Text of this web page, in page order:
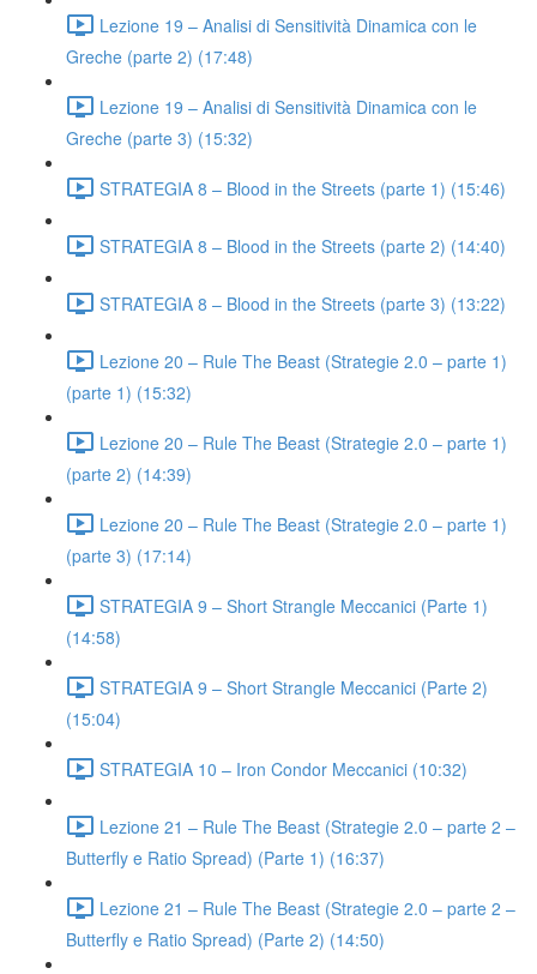
Lezione 19 – Analisi di Sensitività Dinamica con le
Greche (parte 2) (17:48)
Lezione 19 – Analisi di Sensitività Dinamica con le
Greche (parte 3) (15:32)
STRATEGIA 8 – Blood in the Streets (parte 1) (15:46)
STRATEGIA 8 – Blood in the Streets (parte 2) (14:40)
STRATEGIA 8 – Blood in the Streets (parte 3) (13:22)
Lezione 20 – Rule The Beast (Strategie 2.0 – parte 1)
(parte 1) (15:32)
Lezione 20 – Rule The Beast (Strategie 2.0 – parte 1)
(parte 2) (14:39)
Lezione 20 – Rule The Beast (Strategie 2.0 – parte 1)
(parte 3) (17:14)
STRATEGIA 9 – Short Strangle Meccanici (Parte 1)
(14:58)
STRATEGIA 9 – Short Strangle Meccanici (Parte 2)
(15:04)
STRATEGIA 10 – Iron Condor Meccanici (10:32)
Lezione 21 – Rule The Beast (Strategie 2.0 – parte 2 –
Butterfly e Ratio Spread) (Parte 1) (16:37)
Lezione 21 – Rule The Beast (Strategie 2.0 – parte 2 –
Butterfly e Ratio Spread) (Parte 2) (14:50)